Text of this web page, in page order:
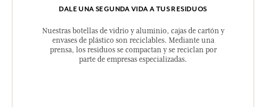
DALE UNA SEGUNDA VIDA A TUS RESIDUOS
Nuestras botellas de vidrio y aluminio, cajas de cartón y
envases de plástico son reciclables. Mediante una
prensa, los residuos se compactan y se reciclan por
parte de empresas especializadas.